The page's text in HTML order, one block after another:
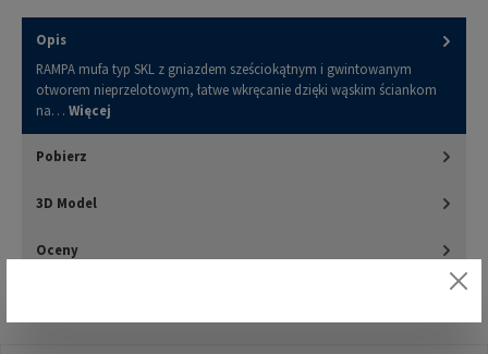
Opis
RAMPA mufa typ SKL z gniazdem sześciokątnym i gwintowanym
otworem nieprzelotowym, łatwe wkręcanie dzięki wąskim ściankom
na… Więcej
Pobierz
3D Model
Oceny